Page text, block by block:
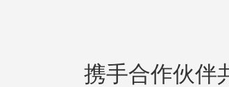
携手合作伙伴